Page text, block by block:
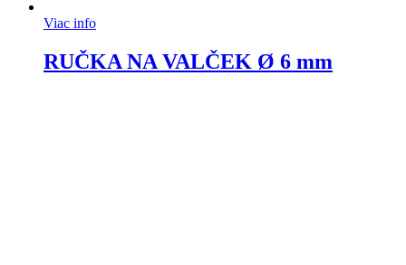
Viac info
RUČKA NA VALČEK Ø 6 mm